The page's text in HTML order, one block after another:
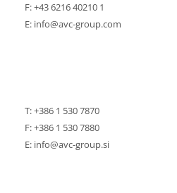
F: +43 6216 40210 1
E: info@avc-group.com
T:+386 1 530 7870
F: +386 1 530 7880
E: info@avc-group.si